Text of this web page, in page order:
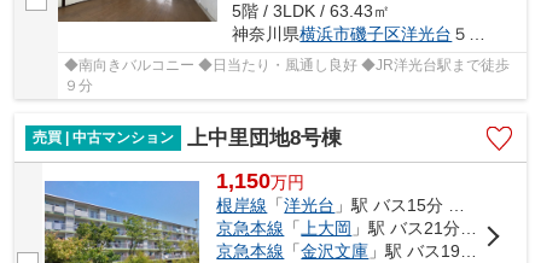
5階 / 3LDK / 63.43㎡
神奈川県横浜市磯子区洋光台 ５丁目4
◆南向きバルコニー ◆日当たり・風通し良好 ◆JR洋光台駅まで徒歩
９分
売買 | 中古マンション 上中里団地8号棟
1,150万円
根岸線 「洋光台 」駅 バス15分 「さわの里小学校前」 停歩2分
京急本線 「 上大岡 」駅 バス21分 「さわの里小学校前」 停歩2分
京急本線 「金沢文庫 」駅 バス19分 「上中里郵便局前」 停歩8分